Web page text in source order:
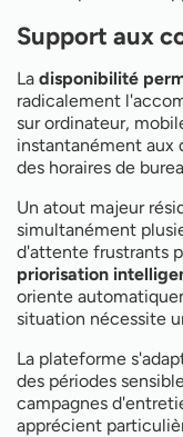
Support aux
La disponibilité
radicalement
sur ordinateur,
instantanément aux
des horaires de
Un atout majeur
simultanément
d'attente frustrants
priorisation
oriente
situation nécessite
La plateforme
des périodes
campagnes
apprécient